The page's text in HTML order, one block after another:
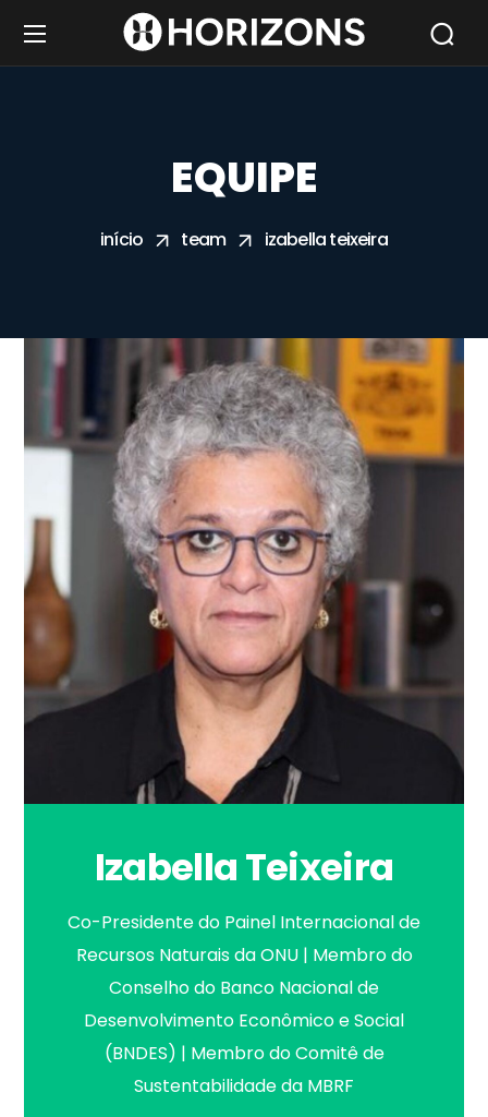
EQUIPE
início team izabella teixeira
Izabella Teixeira
Co-Presidente do Painel Internacional de
Recursos Naturais da ONU | Membro do
Conselho do Banco Nacional de
Desenvolvimento Econômico e Social
(BNDES) | Membro do Comitê de
Sustentabilidade da MBRF